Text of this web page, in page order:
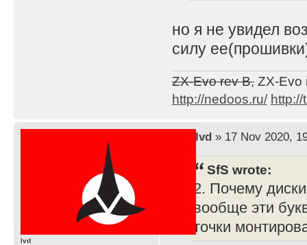
но я не увидел
силу
ZX-Evo rev B,ZX-Evo
http://nedoos.ru/ http://
lvd» 17 Nov 2020,
SfS wrote:
2. Почему
вообще эти
точки
lvd